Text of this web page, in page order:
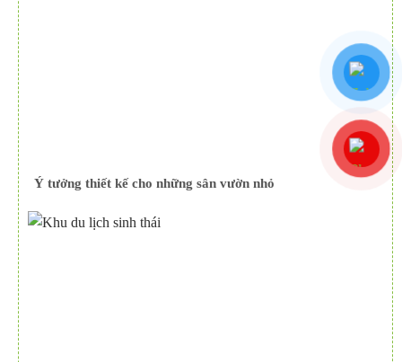
Ý tưởng thiết kế cho những sân vườn nhỏ